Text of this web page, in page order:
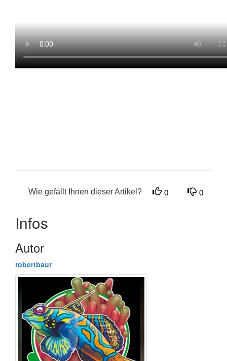
Wie gefällt Ihnen dieser Artikel? 0 0
Infos
Autor
robertbaur